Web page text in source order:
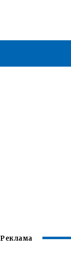
Реклама